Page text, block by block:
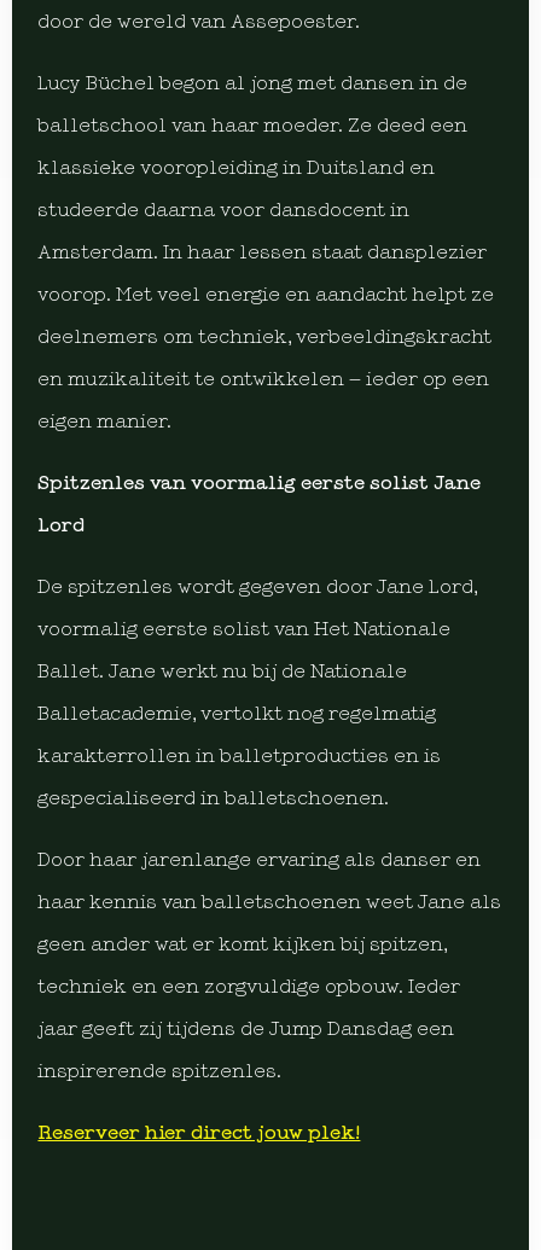
door de wereld van Assepoester.
Lucy Büchel begon al jong met dansen in de
balletschool van haar moeder. Ze deed een
klassieke vooropleiding in Duitsland en
studeerde daarna voor dansdocent in
Amsterdam. In haar lessen staat dansplezier
voorop. Met veel energie en aandacht helpt ze
deelnemers om techniek, verbeeldingskracht
en muzikaliteit te ontwikkelen – ieder op een
eigen manier.
Spitzenles van voormalig eerste solist Jane
Lord
De spitzenles wordt gegeven door Jane Lord,
voormalig eerste solist van Het Nationale
Ballet. Jane werkt nu bij de Nationale
Balletacademie, vertolkt nog regelmatig
karakterrollen in balletproducties en is
gespecialiseerd in balletschoenen.
Door haar jarenlange ervaring als danser en
haar kennis van balletschoenen weet Jane als
geen ander wat er komt kijken bij spitzen,
techniek en een zorgvuldige opbouw. Ieder
jaar geeft zij tijdens de Jump Dansdag een
inspirerende spitzenles.
Reserveer hier direct jouw plek!